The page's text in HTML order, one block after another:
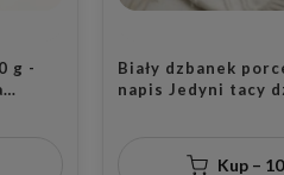
g -
Biały dzbanek
napis Jedyni tacy
Kup –